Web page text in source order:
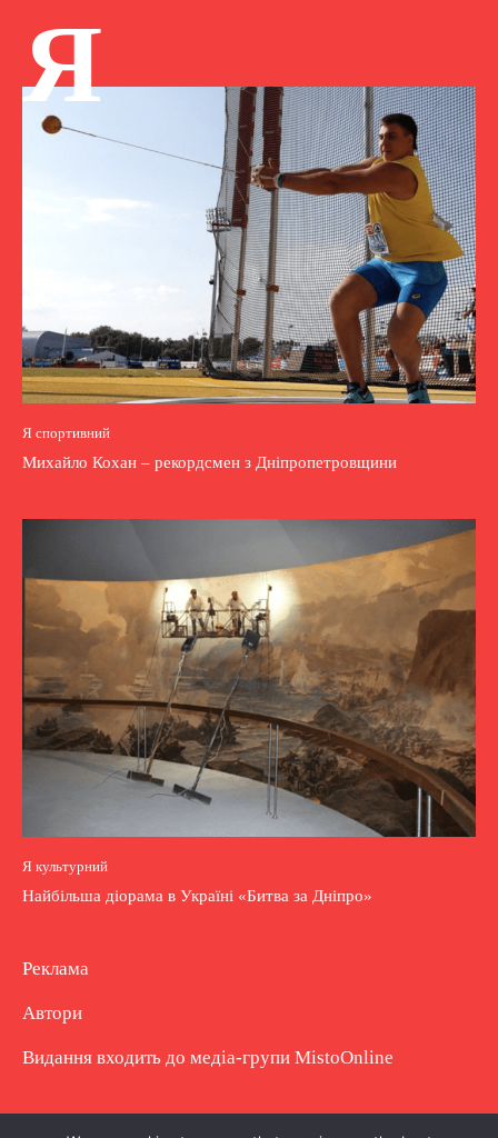
Я
Я спортивний
Михайло Кохан – рекордсмен з Дніпропетровщини
Я культурний
Найбільша діорама в Україні «Битва за Дніпро»
Реклама
Автори
Видання входить до медіа-групи MistoOnline